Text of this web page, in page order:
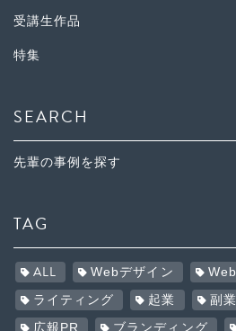
受講生作品
特集
SEARCH
先輩の事例を探す
TAG
ALL Webデザイン
ライティング 起業 副業
広報PR ブランディング